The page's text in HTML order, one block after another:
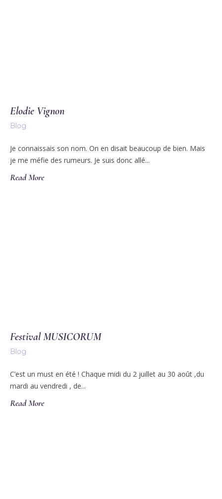
Elodie Vignon
Blog
Je connaissais son nom. On en disait beaucoup de bien. Mais
je me méfie des rumeurs. Je suis donc allé...
Read More
Festival MUSICORUM
Blog
C’est un must en été ! Chaque midi du 2 juillet au 30 août ,du
mardi au vendredi , de...
Read More